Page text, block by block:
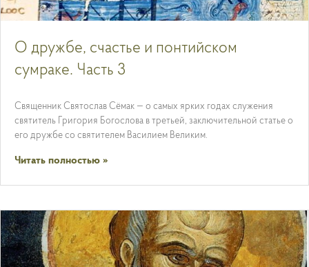
О дружбе, счастье и понтийском
сумраке. Часть 3
Священник Святослав Сёмак — о самых ярких годах служения
святитель Григория Богослова в третьей, заключительной статье о
его дружбе со святителем Василием Великим.
Читать полностью »